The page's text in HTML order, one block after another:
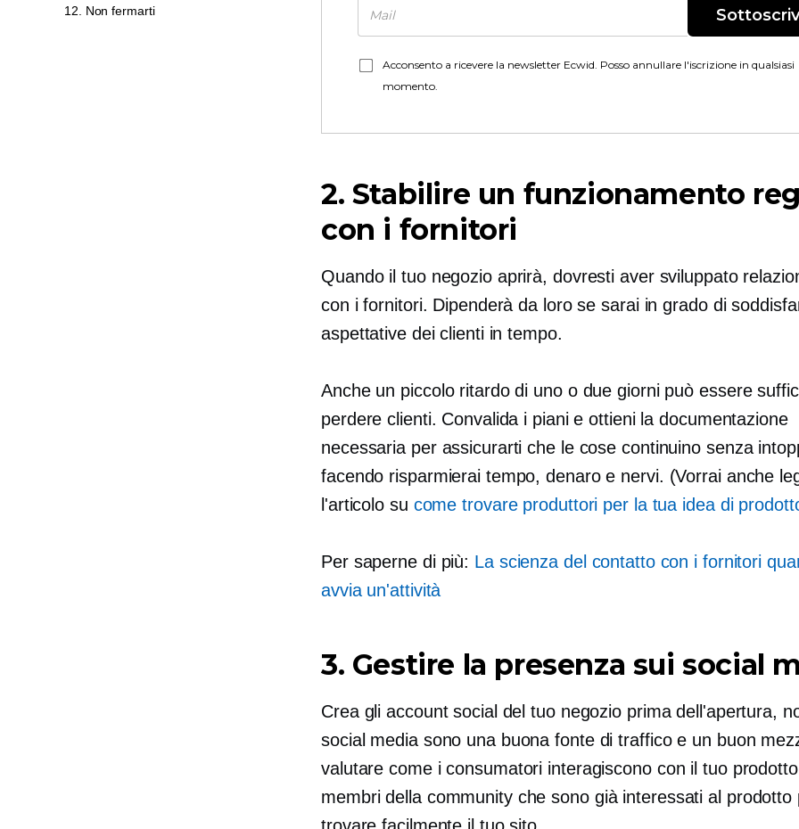
Acconsento a ricevere la newsletter Ecwid. Posso annullare l'iscrizione in qualsiasi
momento.
2. Stabilire un funzionamento
con i fornitori
Quando il tuo negozio aprirà, dovresti aver sviluppato
con i fornitori. Dipenderà da loro se sarai in grado di
aspettative dei clienti in tempo.
Anche un piccolo ritardo di uno o due giorni può essere
perdere clienti. Convalida i piani e ottieni la documentazione
necessaria per assicurarti che le cose continuino senza
facendo risparmierai tempo, denaro e nervi. (Vorrai anche
l'articolo su come trovare produttori per la tua idea di
Per saperne di più: La scienza del contatto con i fornitori
avvia un'attività
3. Gestire la presenza sui social
Crea gli account social del tuo negozio prima dell'apertura,
social media sono una buona fonte di traffico e un buon
valutare come i consumatori interagiscono con il tuo
membri della community che sono già interessati al prodotto
12. Non fermarti